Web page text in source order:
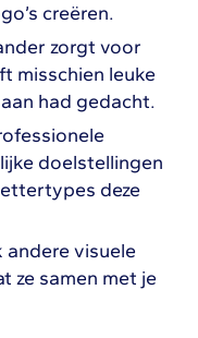
creëren.
zorgt voor
misschien leuke
had gedacht.
doelstellingen
deze
andere visuele
ze samen met je